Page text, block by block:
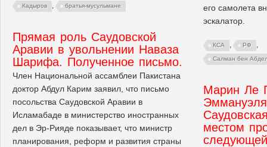
его самолета
эскалатор.
КСА , РФ ,
Салман бен
Кадыров , братья-мусульмане
Прямая роль Саудовской
Аравии в увольнении Наваза
Шарифа. Полученное письмо.
Член Национальной ассамблеи Пакистана
доктор Абдул Карим заявил, что письмо
посольства Саудовской Аравии в
Исламабаде в министерство иностранных
дел в Эр-Рияде показывает, что министр
планирования, реформ и развития страны
Марин Ле
местом